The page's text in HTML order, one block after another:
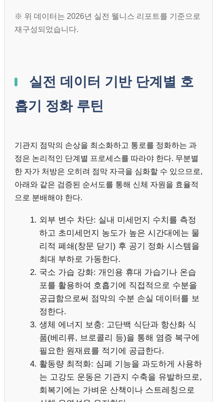
※ 위 데이터는 2026년 실전 웰니스 리포트를 기준으로
재구성되었습니다.
실전 데이터 기반 단계별 호
흡기 정화 루틴
기관지 점막의 손상을 최소화하고 통로를 정화하는 과
정은 논리적인 단계별 프로세스를 따라야 한다. 무분별
한 자가 처방은 오히려 점막 자극을 심화할 수 있으므로,
아래와 같은 검증된 순서도를 통해 신체 자원을 효율적
으로 분배해야 한다.
외부 변수 차단: 실내 미세먼지 수치를 측정
하고 초미세먼지 농도가 높은 시간대에는 물
리적 폐쇄(창문 닫기) 후 공기 정화 시스템을
최대 부하로 가동한다.
국소 가습 강화: 개인용 휴대 가습기나 온습
포를 활용하여 호흡기에 직접적으로 수분을
공급함으로써 점막의 수분 손실 데이터를 보
정한다.
생체 에너지 보충: 고단백 식단과 항산화 식
품(베리류, 브로콜리 등)을 통해 염증 복구에
필요한 원재료를 적기에 공급한다.
활동량 최적화: 심폐 기능을 과도하게 사용하
는 고강도 운동은 기관지 수축을 유발하므로,
회복기에는 가벼운 산책이나 스트레칭으로